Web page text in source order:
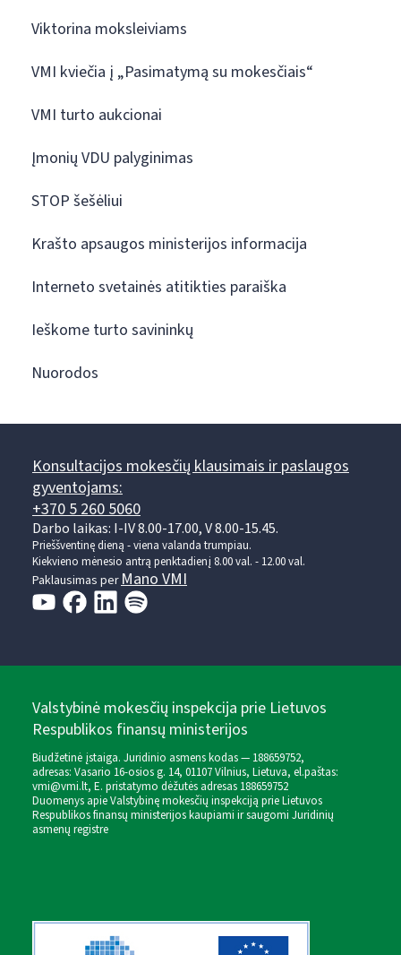
Viktorina moksleiviams
VMI kviečia į „Pasimatymą su mokesčiais“
VMI turto aukcionai
Įmonių VDU palyginimas
STOP šešėliui
Krašto apsaugos ministerijos informacija
Interneto svetainės atitikties paraiška
Ieškome turto savininkų
Nuorodos
Konsultacijos mokesčių klausimais ir paslaugos
gyventojams:
+370 5 260 5060
Darbo laikas: I-IV 8.00-17.00, V 8.00-15.45.
Prieššventinę dieną - viena valanda trumpiau.
Kiekvieno mėnesio antrą penktadienį 8.00 val. - 12.00 val.
Paklausimas perMano VMI
Valstybinė mokesčių inspekcija prie Lietuvos
Respublikos finansų ministerijos
Biudžetinė įstaiga. Juridinio asmens kodas — 188659752,
adresas: Vasario 16-osios g. 14, 01107 Vilnius, Lietuva, el.paštas:
vmi@vmi.lt, E. pristatymo dėžutės adresas 188659752
Duomenys apie Valstybinę mokesčių inspekciją prie Lietuvos
Respublikos finansų ministerijos kaupiami ir saugomi Juridinių
asmenų registre